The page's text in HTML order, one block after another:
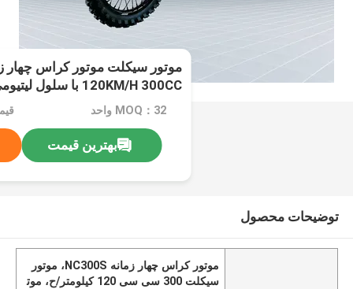
120KM/H 300CC با سلول لیتیومی
MOQ：32 واحد
بهترین قیمت
توضیحات محصول
موتور کراس چهار زمانه NC300S، موتور
سیکلت 300 سی سی 120 کیلومتر/ح، موت